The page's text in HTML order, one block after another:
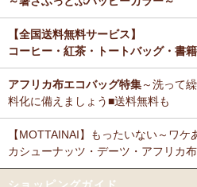
【全国送料無料サービス】
コーヒー・紅茶・トートバッグ・書籍
アフリカ布エコバッグ特集～洗って
料化に備えましょう■送料無料も
【MOTTAINAI】もったいない～ワケ
カシューナッツ・デーツ・アフリカ
ショッピングガイド